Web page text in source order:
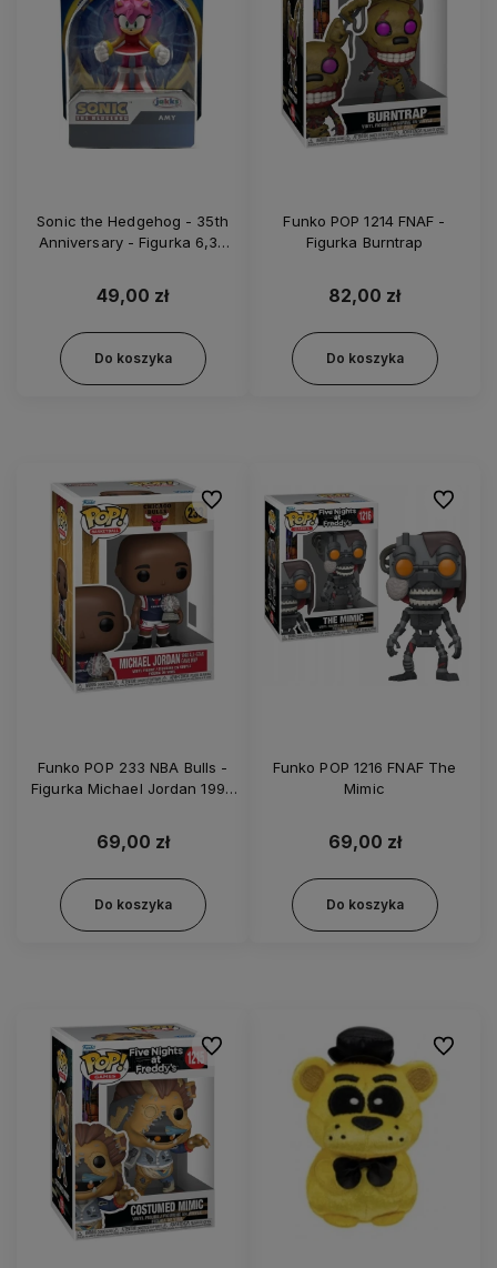
Sonic the Hedgehog - 35th
Anniversary - Figurka 6,35
49,00 zł
Do koszyka
Funko POP 1214 FNAF -
Figurka Burntrap
82,00 zł
Do koszyka
Funko POP 233 NBA Bulls -
Figurka Michael Jordan 1998
69,00 zł
Do koszyka
Do ulubionych
Funko POP 1216 FNAF The
Mimic
69,00 zł
Do koszyka
Do
Do ulubionych Do